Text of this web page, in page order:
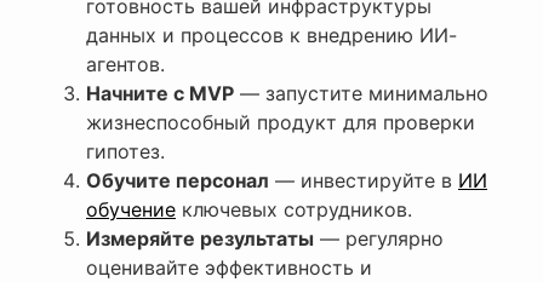
готовность вашей инфраструктуры
данных и процессов к внедрению ИИ-
агентов.
Начните с MVP — запустите минимально
жизнеспособный продукт для проверки
гипотез.
Обучите персонал — инвестируйте в ИИ
обучение ключевых сотрудников.
Измеряйте результаты — регулярно
оценивайте эффективность и